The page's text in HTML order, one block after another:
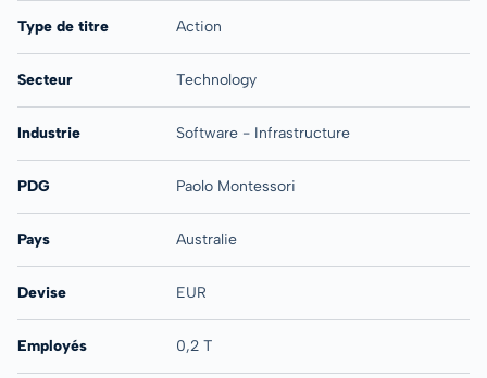
Type de titre Action
Secteur Technology
Industrie Software - Infrastructure
PDG Paolo Montessori
Pays Australie
Devise EUR
Employés 0,2 T